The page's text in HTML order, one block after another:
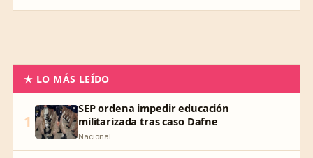
★ LO MÁS LEÍDO
1
SEP ordena impedir educación
militarizada tras caso Dafne
Nacional